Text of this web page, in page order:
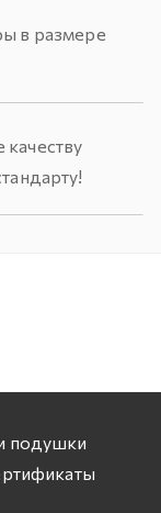
в размере
подушки